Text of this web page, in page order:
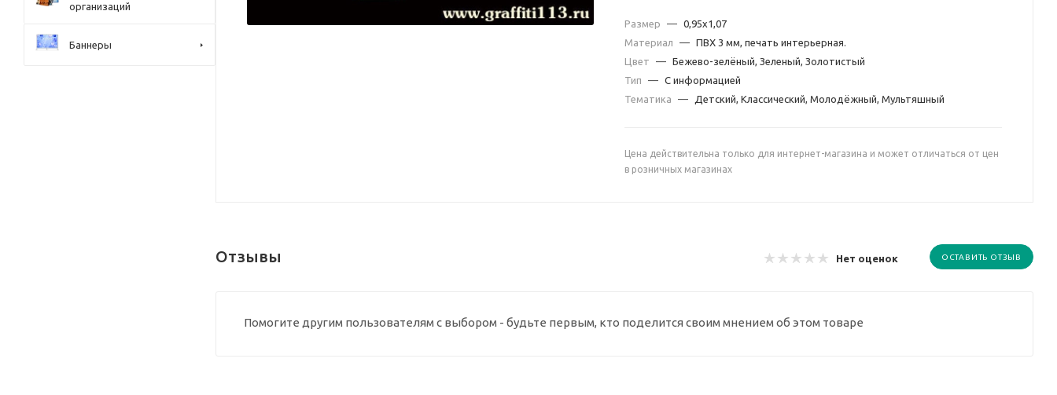
Размер — 0,95х1,07
Материал
— ПВХ 3 мм, печать интерьерная.
Цвет
— Бежево-зелёный, Зеленый, Золотистый
Тип
— С информацией
Тематика
— Детский, Классический, Молодёжный, Мультяшный
Цена действительна только для интернет-магазина и может отличаться от цен
в розничных магазинах
Отзывы Нет оценок ОСТАВИТЬ ОТЗЫВ
Помогите другим пользователям с выбором - будьте первым, кто поделится своим мнением об этом товаре
организаций
Баннеры